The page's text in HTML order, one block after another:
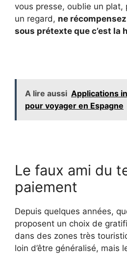
vous presse, oublie un plat,
un regard, ne
sous prétexte que c’est la
A lire aussi Applications
pour voyager en Espagne
Le faux ami du terminal de
paiement
Depuis quelques années,
proposent un choix de
dans des zones très
loin d’être généralisé, mais